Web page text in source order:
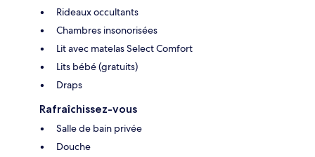
Rideaux occultants
Chambres insonorisées
Lit avec matelas Select Comfort
Lits bébé (gratuits)
Draps
Rafraîchissez-vous
Salle de bain privée
Douche